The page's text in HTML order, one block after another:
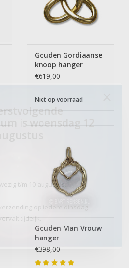
Gouden Gordiaanse
knoop hanger
€619,00
Niet op voorraad
Gouden Man Vrouw
hanger
€398,00
is woensdag 12
t/m 10 augustus.
op iedere dinsdag-
tijdeijk.